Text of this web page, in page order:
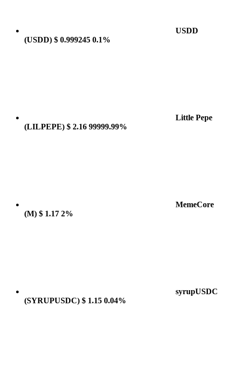
USDD
(USDD) $ 0.999245 0.1%
Little Pepe
(LILPEPE) $ 2.16 99999.99%
MemeCore
(M) $ 1.17 2%
syrupUSDC
(SYRUPUSDC) $ 1.15 0.04%